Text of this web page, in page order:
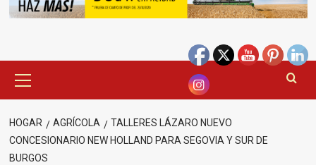
principal
HOGAR AGRÍCOLA
TALLERES LÁZARO NUEVO
CONCESIONARIO NEW HOLLAND PARA SEGOVIA Y SUR DE
BURGOS